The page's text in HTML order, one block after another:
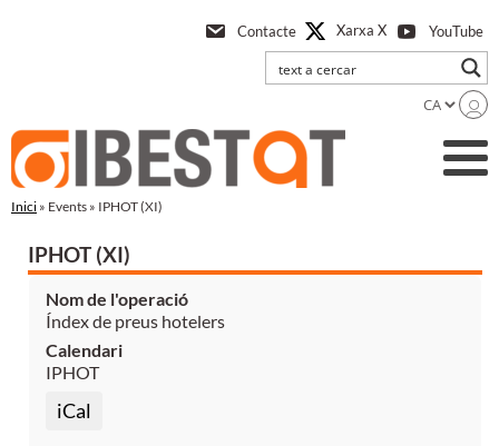
a
l'contingut
Contacte Xarxa X YouTube
Inici » Events » IPHOT (XI)
IPHOT (XI)
Nom de l'operació
Índex de preus hotelers
Calendari
IPHOT
iCal